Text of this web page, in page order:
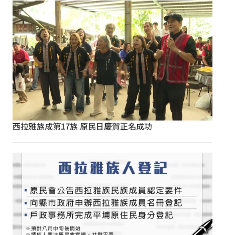
西拉雅族成第17族 原民日慶賀正名成功